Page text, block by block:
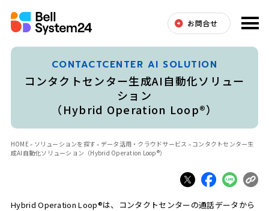
お問合せ
CONTACTCENTER AI SOLUTION
コンタクトセンター生成AI自動化ソリュー
ション
（Hybrid Operation Loop®）
HOME ソリューションを探す データ活用・クラウドサービス
コンタクトセンター生
成AI自動化ソリューション（Hybrid Operation Loop®）
Hybrid Operation Loop®は、コンタクトセンターの通話データから